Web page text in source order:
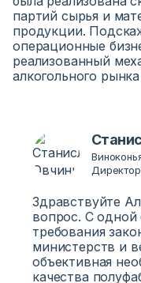
партий сырья и
продукции.
операционные
реализованный
алкогольного
Здравствуйте
вопрос. С
требования
министерств и
объективная
качества